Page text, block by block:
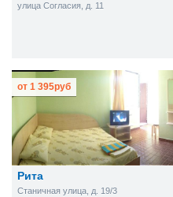
улица Согласия, д. 11
Рита
Станичная улица, д. 19/3
от 1 395руб